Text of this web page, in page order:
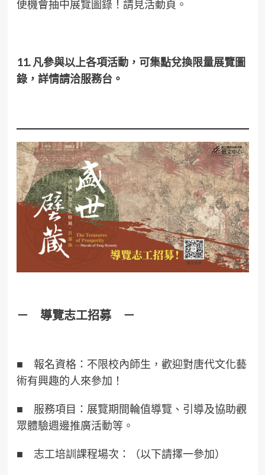
便機會抽中展覽圖錄！請見活動頁。
11. 凡參與以上各項活動，可集點兌換限量展覽圖
錄，詳情請洽服務台。
－ 導覽志工招募 －
■
報名資格：不限校內師生，歡迎對唐代文化藝
術有興趣的人來參加！
■ 服務項目：展覽期間輪值導覽、引導及協助觀
眾體驗週邊推廣活動等。
■ 志工培訓課程場次：（以下請擇一參加）